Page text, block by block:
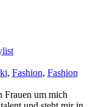
, Fashion, Fashion
Frauen um mich